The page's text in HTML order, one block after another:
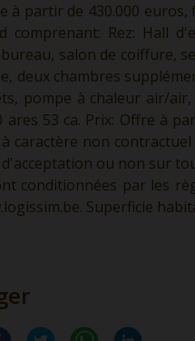
à partir de 430.000
comprenant: Rez: Hall
salon de coiffure,
deux chambres
pompe à chaleur air/air,
ares 53 ca. Prix: Offre à
à caractère non
d'acceptation ou non sur
conditionnées par les
Superficie